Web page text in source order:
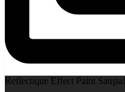
Reflectique Effect Paint Satışta!